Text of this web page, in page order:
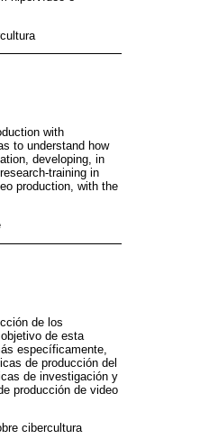
with
to understand how
developing, in
training in
production, with the
de los
de esta
específicamente,
de producción del
de investigación y
producción de video
cibercultura